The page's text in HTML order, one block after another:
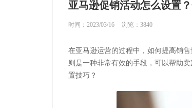
亚马逊促销活动怎么设置
时间：2023/03/16 浏览： 3840
在亚马逊运营的过程中，如何提高销
则是一种非常有效的手段，可以帮助
置技巧？